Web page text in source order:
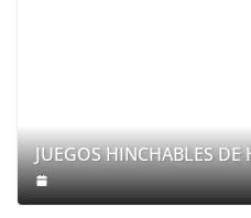
JUEGOS HINCHABLES